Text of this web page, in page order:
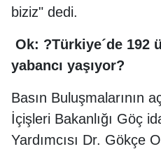
biziz" dedi.
Ok: ?Türkiye´de 192
yabancı yaşıyor?
Basın Buluşmalarının
İçişleri Bakanlığı Göç
Yardımcısı Dr. Gökçe